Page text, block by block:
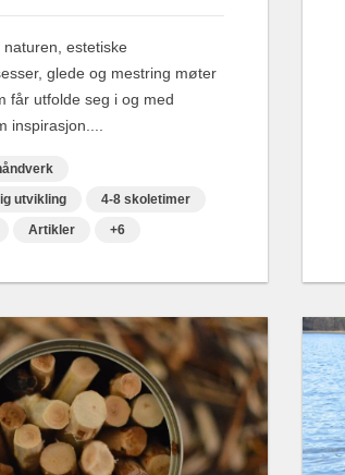
naturen, estetiske
glede og mestring møter
får utfolde seg i og med
inspirasjon....
utvikling
4-8 skoletimer
Artikler +6